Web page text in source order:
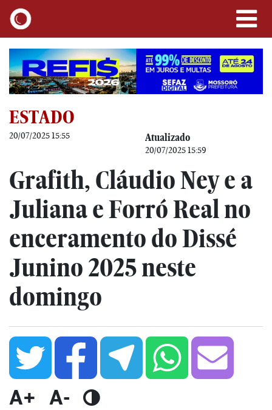
ESTADO
20/07/2025 15:55 Atualizado
20/07/2025 15:59
Grafith, Cláudio Ney e a
Juliana e Forró Real no
enceramento do Dissé
Junino 2025 neste
domingo
A+ A-